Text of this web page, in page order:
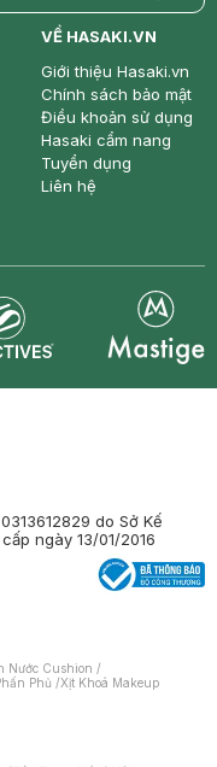
price
VỀ HASAKI.VN
Giới thiệu Hasaki.vn
Chính sách bảo mật
Điều khoản sử dụng
Hasaki cẩm nang
Tuyển dụng
Liên hệ
do Sở Kế
ngày 13/01/2016
Nước Cushion /
Phủ /Xịt Khoá Makeup